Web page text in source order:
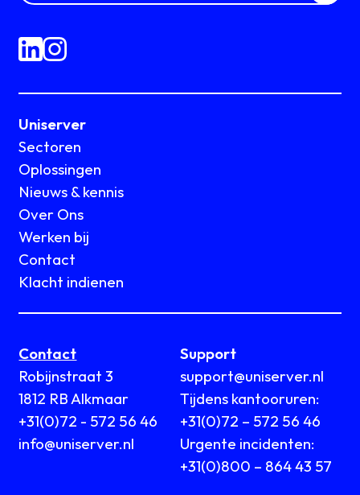
Uniserver
Sectoren
Oplossingen
Nieuws & kennis
Over Ons
Werken bij
Contact
Klacht indienen
Contact
Robijnstraat 3
1812 RB Alkmaar
+31(0)72 - 572 56 46
info@uniserver.nl
Support
support@uniserver.nl
Tijdens kantooruren:
+31(0)72 – 572 56 46
Urgente incidenten:
+31(0)800 – 864 43 57